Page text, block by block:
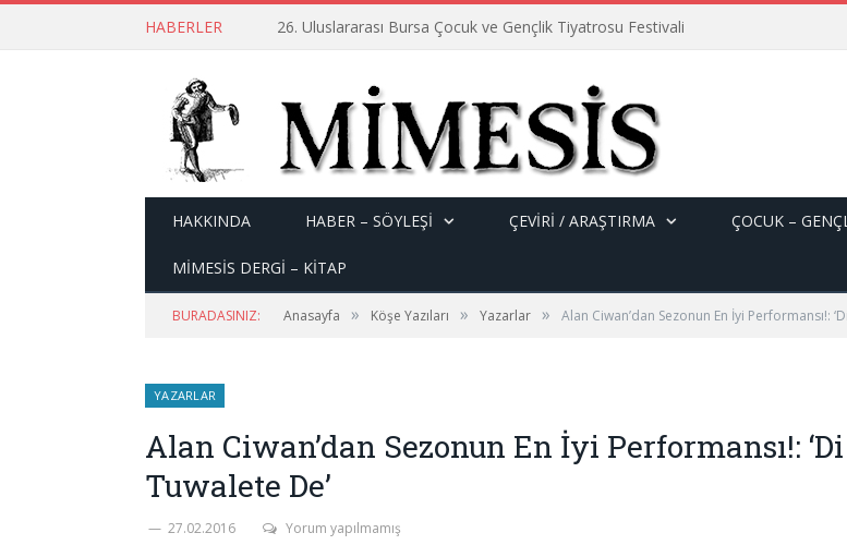
HABERLER 26. Uluslararası Bursa Çocuk ve Gençlik Tiyatrosu Festivali
HAKKINDA HABER – SÖYLEŞI ÇEVİRİ / ARAŞTIRMA ÇOCUK –
MİMESİS DERGİ – KİTAP
BURADASINIZ: Anasayfa » Köşe Yazıları » Yazarlar » Alan Ciwan’dan Sezonun En İyi Performansı!:
YAZARLAR
Alan Ciwan’dan Sezonun En İyi Performansı!: ‘Di
Tuwalete De’
27.02.2016 Yorum yapılmamış